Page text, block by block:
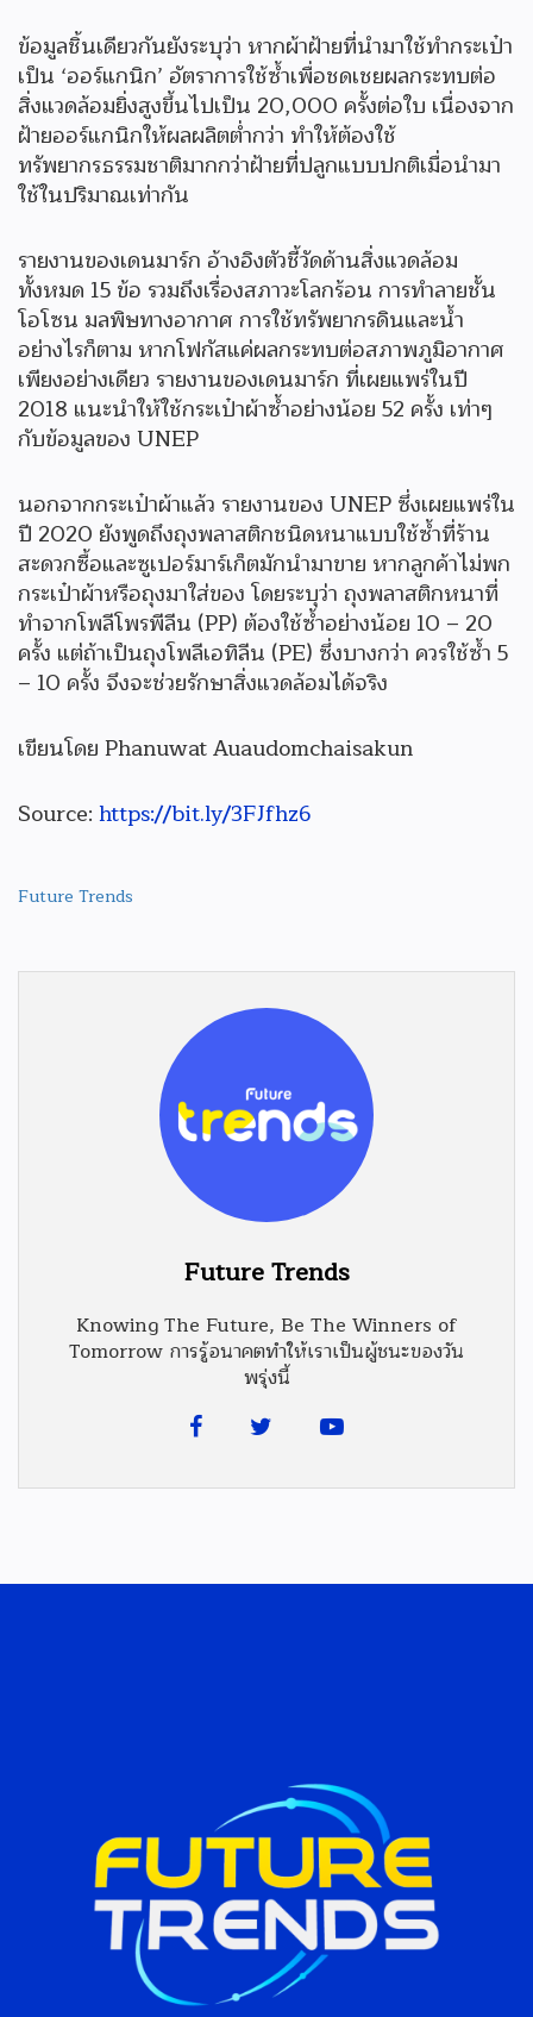
ข้อมูลชิ้นเดียวกันยังระบุว่า หากผ้าฝ้ายที่นำมาใช้ทำกระเป๋า
เป็น ‘ออร์แกนิก’ อัตราการใช้ซ้ำเพื่อชดเชยผลกระทบต่อ
สิ่งแวดล้อมยิ่งสูงขึ้นไปเป็น 20,000 ครั้งต่อใบ เนื่องจาก
ฝ้ายออร์แกนิกให้ผลผลิตต่ำกว่า ทำให้ต้องใช้
ทรัพยากรธรรมชาติมากกว่าฝ้ายที่ปลูกแบบปกติเมื่อนำมา
ใช้ในปริมาณเท่ากัน
รายงานของเดนมาร์ก อ้างอิงตัวชี้วัดด้านสิ่งแวดล้อม
ทั้งหมด 15 ข้อ รวมถึงเรื่องสภาวะโลกร้อน การทำลายชั้น
โอโซน มลพิษทางอากาศ การใช้ทรัพยากรดินและน้ำ
อย่างไรก็ตาม หากโฟกัสแค่ผลกระทบต่อสภาพภูมิอากาศ
เพียงอย่างเดียว รายงานของเดนมาร์ก ที่เผยแพร่ในปี
2018 แนะนำให้ใช้กระเป๋าผ้าซ้ำอย่างน้อย 52 ครั้ง เท่าๆ
กับข้อมูลของ UNEP
นอกจากกระเป๋าผ้าแล้ว รายงานของ UNEP ซึ่งเผยแพร่ใน
ปี 2020 ยังพูดถึงถุงพลาสติกชนิดหนาแบบใช้ซ้ำที่ร้าน
สะดวกซื้อและซูเปอร์มาร์เก็ตมักนำมาขาย หากลูกค้าไม่พก
กระเป๋าผ้าหรือถุงมาใส่ของ โดยระบุว่า ถุงพลาสติกหนาที่
ทำจากโพลีโพรพีลีน (PP) ต้องใช้ซ้ำอย่างน้อย 10 – 20
ครั้ง แต่ถ้าเป็นถุงโพลีเอทิลีน (PE) ซึ่งบางกว่า ควรใช้ซ้ำ 5
– 10 ครั้ง จึงจะช่วยรักษาสิ่งแวดล้อมได้จริง
เขียนโดย Phanuwat Auaudomchaisakun
Source: https://bit.ly/3FJfhz6
Future Trends
Future Trends
Knowing The Future, Be The Winners of
Tomorrow การรู้อนาคตทำให้เราเป็นผู้ชนะของวัน
พรุ่งนี้